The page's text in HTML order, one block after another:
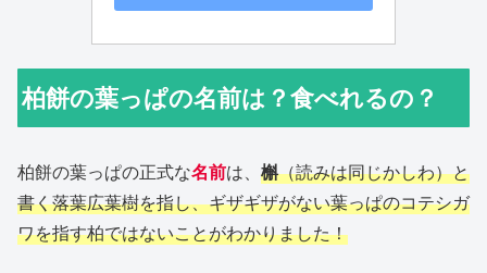
柏餅の葉っぱの名前は？食べれるの？
柏餅の葉っぱの正式な名前は、 槲（読みは同じかしわ）と
書く落葉広葉樹を指し、ギザギザがない葉っぱのコテシガ
ワを指す柏ではないことがわかりました！